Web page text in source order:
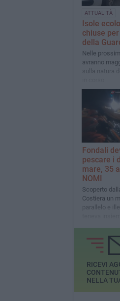
ATTUALITÀ
Isole
chiuse
della
Nelle
avranno
sulla natura
Fondali
pescare i
mare, 35
NOMI
Scoperto
Costiera un
parallelo e
RICEVI
NELLA